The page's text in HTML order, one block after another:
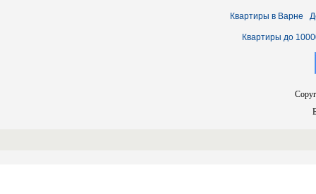
Квартиры в Варне
Квартиры до